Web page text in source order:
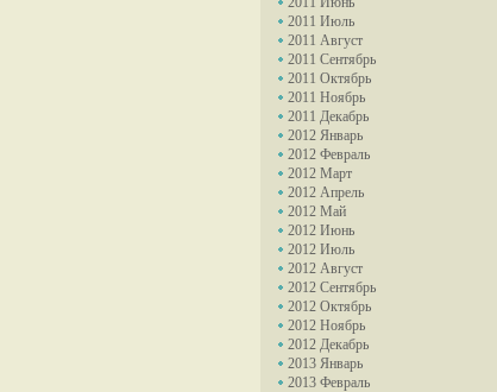
2011 Июль
2011 Август
2011 Сентябрь
2011 Октябрь
2011 Ноябрь
2011 Декабрь
2012 Январь
2012 Февраль
2012 Март
2012 Апрель
2012 Май
2012 Июнь
2012 Июль
2012 Август
2012 Сентябрь
2012 Октябрь
2012 Ноябрь
2012 Декабрь
2013 Январь
2013 Февраль